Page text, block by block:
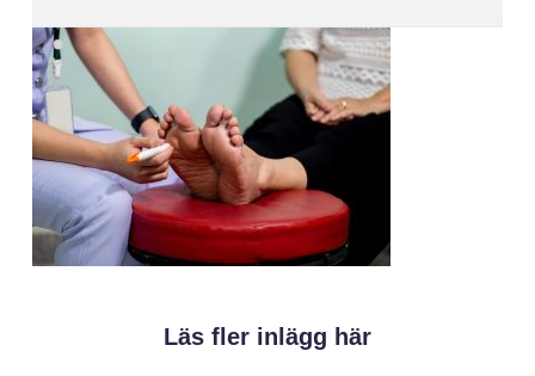
Läs fler inlägg här